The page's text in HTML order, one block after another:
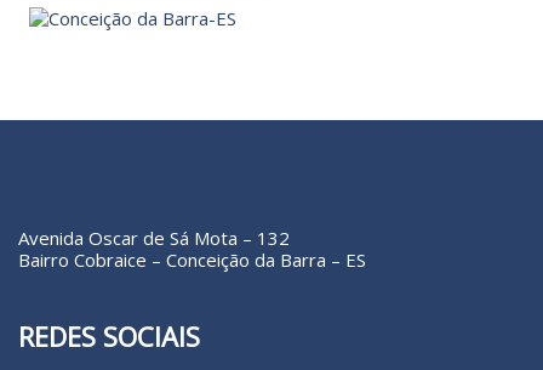
Avenida Oscar de Sá Mota – 132
Bairro Cobraice – Conceição da Barra – ES
REDES SOCIAIS